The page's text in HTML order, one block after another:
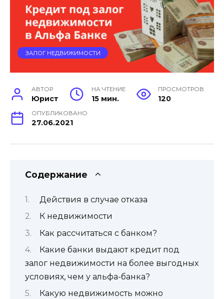
ЗАЛОГ НЕДВИЖИМОСТИ
АВТОР
Юрист
НА ЧТЕНИЕ
15 мин.
ПРОСМОТРОВ
120
ОПУБЛИКОВАНО
27.06.2021
Содержание
Действия в случае отказа
К недвижимости
Как рассчитаться с банком?
Какие банки выдают кредит под
залог недвижимости на более выгодных
условиях, чем у альфа-банка?
Какую недвижимость можно